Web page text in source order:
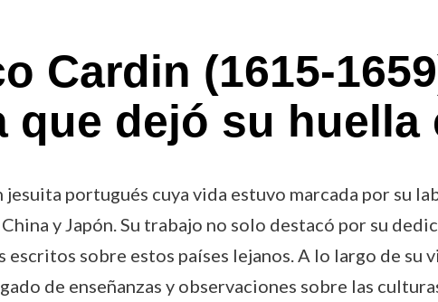
Cardin (1615-
dejó su huella
portugués cuya vida estuvo marcada por su
y Japón. Su trabajo no solo destacó por su
sobre estos países lejanos. A lo largo de su
de enseñanzas y observaciones sobre las